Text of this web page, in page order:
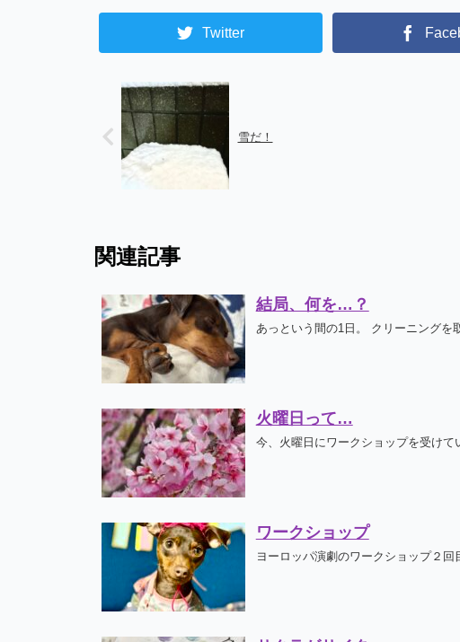
Twitter
雪だ！
関連記事
結局、何を…？
あっという間の1日。 クリーニングを
火曜日って…
今、火曜日にワークショップを受け
ワークショップ
ヨーロッパ演劇のワークショップ２